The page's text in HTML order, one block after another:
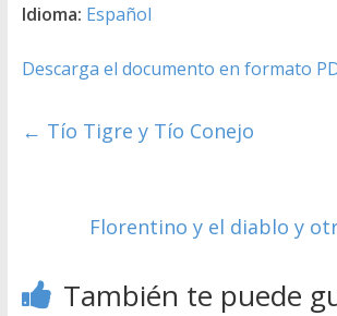
Idioma: Español
Descarga el documento en formato
← Tío Tigre y Tío Conejo
Florentino y el diablo y
También te puede